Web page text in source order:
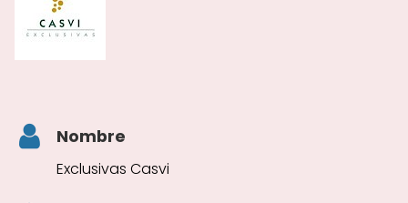
Nombre
Exclusivas Casvi